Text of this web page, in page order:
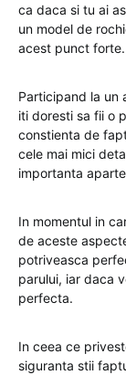
ca daca si tu ai
un model de
acest punct forte.
Participand la un
iti doresti sa fii o
constienta de
cele mai mici
importanta
In momentul in
de aceste
potriveasca
parului, iar daca
perfecta.
In ceea ce
siguranta stii